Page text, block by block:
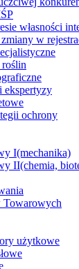
własności
w
ekspertyzy
ochrony
I(mechanika)
II(chemia,
Towarowych
użytkowe